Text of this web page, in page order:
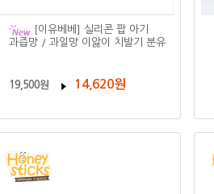
[이유베베] 실리콘 팝 아기
과즙망 / 과일망 이앓이 치발기 분유
19,500원 14,620원